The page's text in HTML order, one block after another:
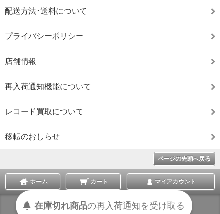
配送方法･送料について
プライバシーポリシー
店舗情報
再入荷通知機能について
レコード買取について
移転のおしらせ
ページの先頭へ戻る
ホーム カート マイアカウント
表示切替 :スマートフォン|PC版
在庫切れ商品の再入荷通知を受け取る